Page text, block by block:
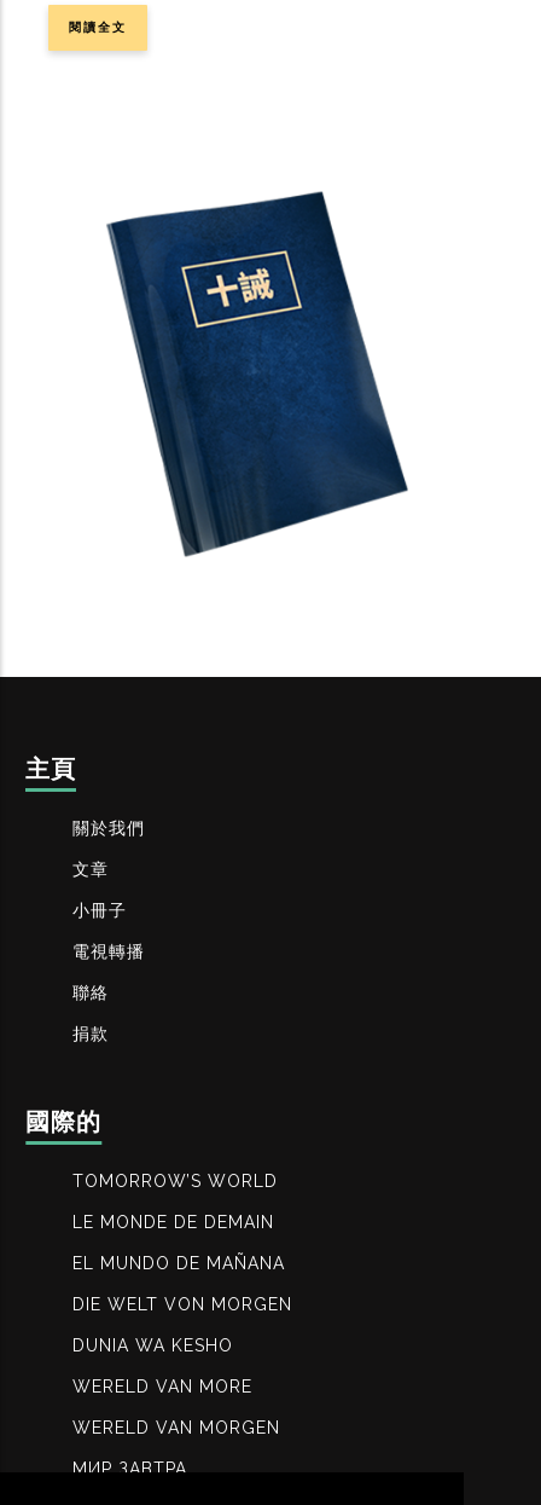
們說，「主耶穌基督」時，他們意識到「主」這詞意思
閱讀全文
主頁
關於我們
文章
小冊子
電視轉播
聯絡
捐款
國際的
TOMORROW’S WORLD
LE MONDE DE DEMAIN
EL MUNDO DE MAÑANA
DIE WELT VON MORGEN
DUNIA WA KESHO
WERELD VAN MORE
WERELD VAN MORGEN
МИР ЗАВТРА